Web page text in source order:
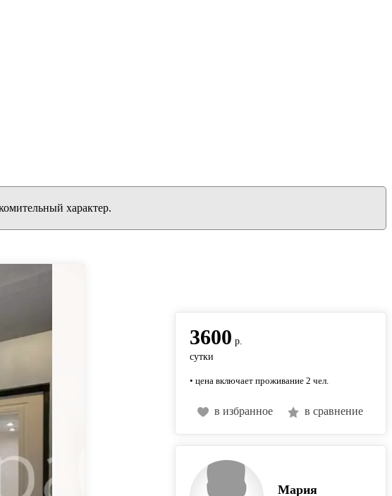
характер.
3600 р.
сутки
• цена включает проживание 2 чел.
в избранное в сравнение
Мария